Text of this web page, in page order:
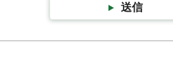
送信